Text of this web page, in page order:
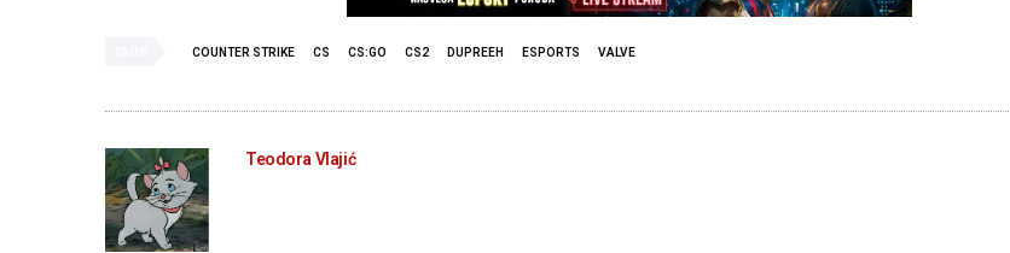
COUNTER STRIKE CS CS:GO CS2 DUPREEH ESPORTS VALVE
Teodora Vlajić